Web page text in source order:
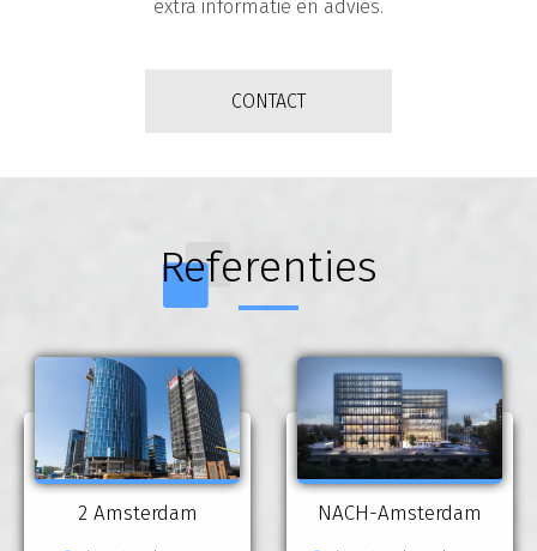
extra informatie en advies.
CONTACT
Referenties
2 Amsterdam NACH-Amsterdam